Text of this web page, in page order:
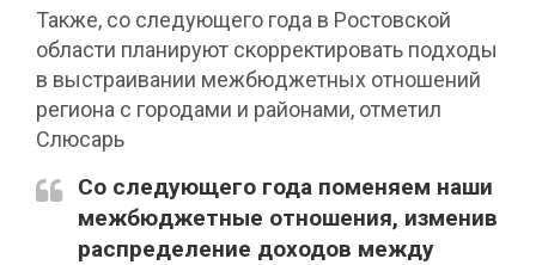
Также, со следующего года в Ростовской
области планируют скорректировать подходы
в выстраивании межбюджетных отношений
региона с городами и районами, отметил
Слюсарь
Со следующего года поменяем наши
межбюджетные отношения, изменив
распределение доходов между